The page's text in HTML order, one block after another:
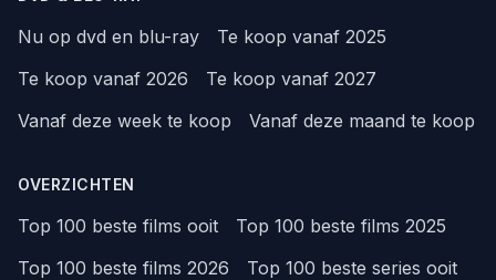
Nu op dvd en blu-ray
Te koop vanaf 2025
Te koop vanaf 2026
Te koop vanaf 2027
Vanaf deze week te koop
Vanaf deze maand te koop
OVERZICHTEN
Top 100 beste films ooit
Top 100 beste films 2025
Top 100 beste films 2026
Top 100 beste series ooit